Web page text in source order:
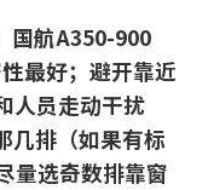
国航A350-900
最好；避开靠近
人员走动干扰
几排（如果有标
量选奇数排靠窗